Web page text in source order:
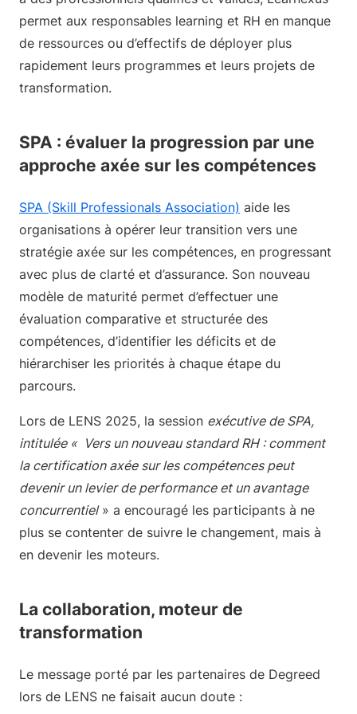
permet aux responsables learning et RH en manque
de ressources ou d’effectifs de déployer plus
rapidement leurs programmes et leurs projets de
transformation.
SPA : évaluer la progression par une
approche axée sur les compétences
SPA (Skill Professionals Association) aide les
organisations à opérer leur transition vers une
stratégie axée sur les compétences, en progressant
avec plus de clarté et d’assurance. Son nouveau
modèle de maturité permet d’effectuer une
évaluation comparative et structurée des
compétences, d’identifier les déficits et de
hiérarchiser les priorités à chaque étape du
parcours.
Lors de LENS 2025, la session exécutive de SPA,
intitulée « Vers un nouveau standard RH : comment
la certification axée sur les compétences peut
devenir un levier de performance et un avantage
concurrentiel» a encouragé les participants à ne
plus se contenter de suivre le changement, mais à
en devenir les moteurs.
La collaboration, moteur de
transformation
Le message porté par les partenaires de Degreed
lors de LENS ne faisait aucun doute :